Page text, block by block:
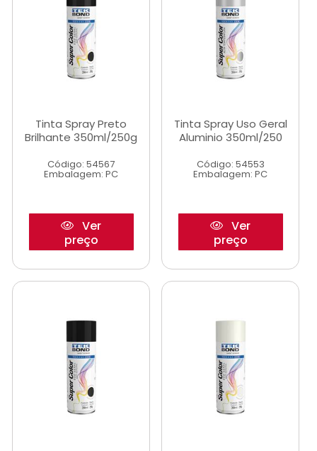
Tinta Spray Preto
Brilhante 350ml/250g
Código: 54567
Embalagem: PC
Ver
preço
Tinta Spray Uso Geral
Aluminio 350ml/250
Código: 54553
Embalagem: PC
Ver
preço